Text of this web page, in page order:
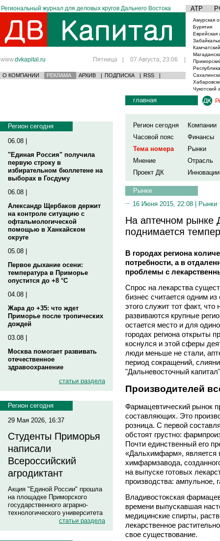
Региональный журнал для деловых кругов Дальнего Востока АТР
www.dvkapital.ru Пятница | 07 Августа, 23:06 |
О КОМПАНИИ РЕКЛАМА АРХИВ | ПОДПИСКА | RSS |
Амурская
Бурятия
Еврейская
Чукотский
Регион сегодня
06.08 |
"Единая Россия" получила
первую строку в
избирательном бюллетене на
выборах в Госдуму
06.08 |
Александр Щербаков держит
на контроле ситуацию с
офтальмологической
помощью в Ханкайском
округе
05.08 |
Первое дыхание осени:
температура в Приморье
опустится до +8 °C
04.08 |
Жара до +35: что ждет
Приморье после тропических
дождей
03.08 |
Москва помогает развивать
отечественное
здравоохранение
статьи раздела
Регион сегодня
29 Мая 2026, 16:37
Студенты Приморья
написали
Всероссийский
агродиктант
Акция "Единой России" прошла
на площадке Приморского
государственного аграрно-
технологического университета
статьи раздела
главная
Регион сегодня
Компании
Часовой пояс
Финансы
Тема номера
Рынки
Мнение
Отрасль
Проект ДК
Инновации
Рынки
16 Июня 2015, 22:08 | Рынки
На аптечном рынке
поднимается
В городах региона
потребности, а в
проблемы с
Спрос на лекарства
бизнес считается одним
этого служит тот факт,
развиваются крупные
остается место и для
городах региона открыты
коснулся и этой сферы
люди меньше не стали,
период сокращений,
"Дальневосточный
Производителей
Фармацевтический рынок
составляющих. Это
розница. С первой
обстоят грустно:
Почти единственный его
«Дальхимфарм», является
химфармзавода,
на выпуске готовых
производства: ампульное,
Владивостокская
времени выпускавшая
медицинские спирты,
лекарственное
свое существование.